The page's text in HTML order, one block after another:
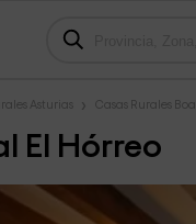
Asturias Casas Rurales Boal
El Hórreo